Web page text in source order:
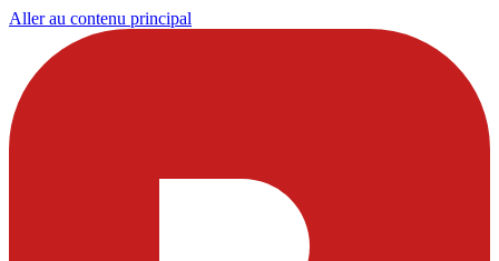
Aller au contenu principal